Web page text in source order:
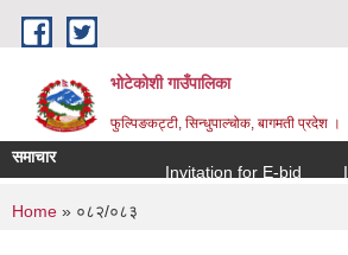
Skip to main content
भोटेकोशी गाउँपालिका
फुल्पिङकट्टी, सिन्धुपाल्चोक, बागमती प्रदेश ।
समाचार
Invitation for E-bid
You are here
Home » ०८२/०८३